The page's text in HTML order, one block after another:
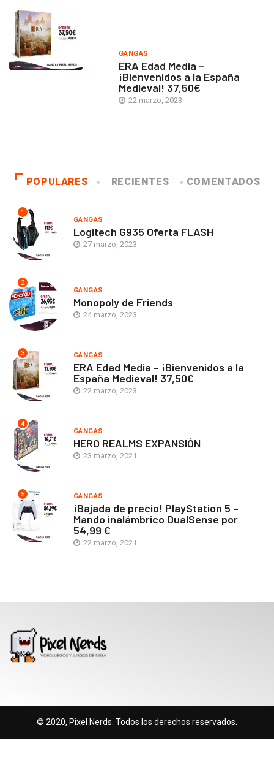
GANGAS
ERA Edad Media –
¡Bienvenidos a la España
Medieval! 37,50€
22 marzo, 2023
POPULARES RECIENTES COMENTADOS
1
GANGAS
Logitech G935 Oferta FLASH
27 marzo, 2023
2
GANGAS
Monopoly de Friends
24 marzo, 2023
3 GANGAS
ERA Edad Media – ¡Bienvenidos a la
España Medieval! 37,50€
22 marzo, 2023
4
GANGAS
HERO REALMS EXPANSIÓN
23 marzo, 2021
5 GANGAS
¡Bajada de precio! PlayStation 5 –
Mando inalámbrico DualSense por
54,99 €
22 marzo, 2021
© 2020, Pixel Nerds. Todos los derechos reservados.